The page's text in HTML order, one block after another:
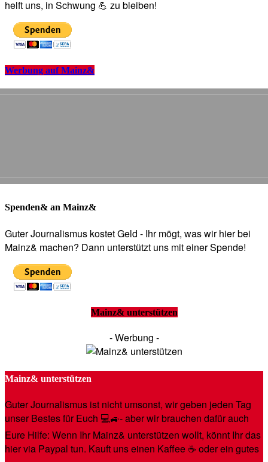
helft uns, in Schwung 💪 zu bleiben!
Werbung auf Mainz&
Spenden& an Mainz&
Guter Journalismus kostet Geld - Ihr mögt, was wir hier bei
Mainz& machen? Dann unterstützt uns mit einer Spende!
Mainz& unterstützen
- Werbung -
Mainz& unterstützen
Guter Journalismus ist nicht umsonst, wir geben jeden Tag
unser Bestes für Euch 💻🚙- aber wir brauchen dafür auch
Eure Hilfe: Wenn Ihr Mainz& unterstützen wollt, könnt Ihr das
hier via Paypal tun. Kauft uns einen Kaffee ☕️ oder ein gutes